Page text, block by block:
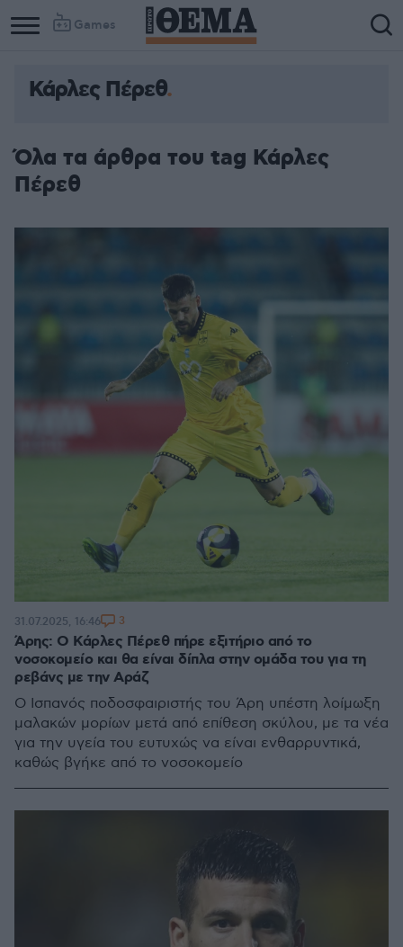
Games
Κάρλες Πέρεθ
Όλα τα άρθρα του tag Κάρλες
Πέρεθ
Άρης: Ο Κάρλες Πέρεθ πήρε εξιτήριο από το
νοσοκομείο και θα είναι δίπλα στην ομάδα του για τη
ρεβάνς με την Αράζ
Ο Ισπανός ποδοσφαιριστής του Άρη υπέστη λοίμωξη
μαλακών μορίων μετά από επίθεση σκύλου, με τα νέα
για την υγεία του ευτυχώς να είναι ενθαρρυντικά,
καθώς βγήκε από το νοσοκομείο
31.07.2025, 16:46 3